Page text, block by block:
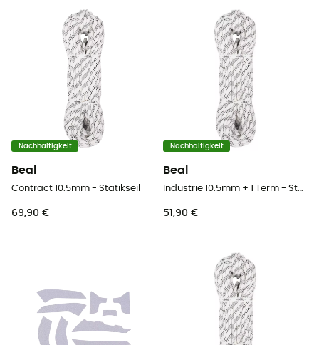
Nachhaltigkeit
Beal
Contract 10.5mm - Statikseil
69,90 €
Nachhaltigkeit
Beal
Industrie 10.5mm + 1 Term - Statikseil
51,90 €